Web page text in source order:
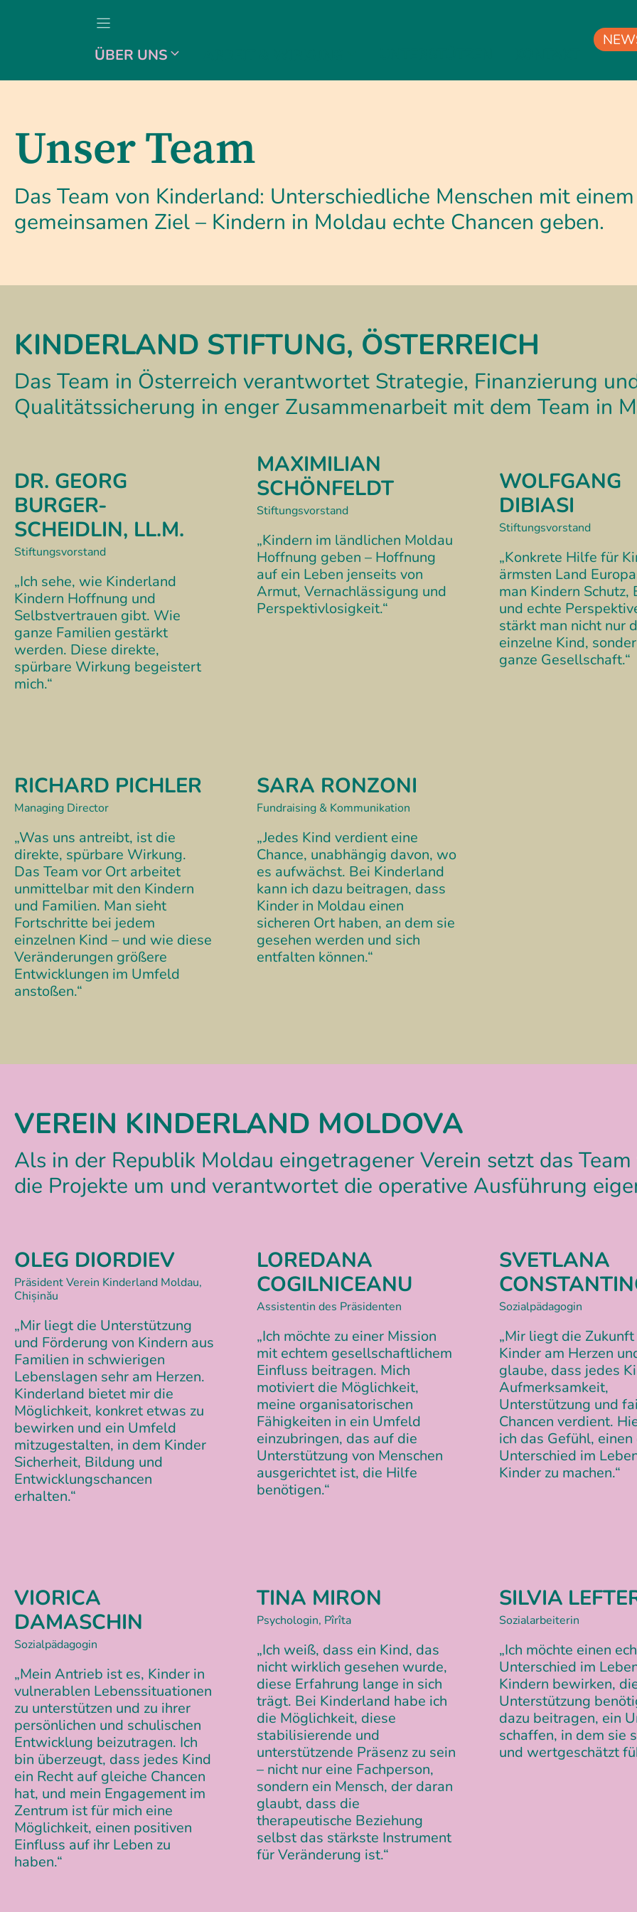
ÜBER UNS
Unser Team
Das Team von Kinderland: Unterschiedliche Menschen mit einem
gemeinsamen Ziel – Kindern in Moldau echte Chancen geben.
KINDERLAND STIFTUNG, ÖSTERREICH
Das Team in Österreich verantwortet Strategie, Finanzierung
Qualitätssicherung in enger Zusammenarbeit mit dem Team in
DR. GEORG
BURGER-
SCHEIDLIN, LL.M.
Stiftungsvorstand
„Ich sehe, wie Kinderland
Kindern Hoffnung und
Selbstvertrauen gibt. Wie
ganze Familien gestärkt
werden. Diese direkte,
spürbare Wirkung begeistert
mich.“
MAXIMILIAN
SCHÖNFELDT
Stiftungsvorstand
„Kindern im ländlichen Moldau
Hoffnung geben – Hoffnung
auf ein Leben jenseits von
Armut, Vernachlässigung und
Perspektivlosigkeit.“
WOLFGANG
DIBIASI
Stiftungsvorstand
„Konkrete Hilfe für
ärmsten Land
man Kindern Schutz,
und echte
stärkt man nicht nur
einzelne Kind,
ganze Gesellschaft.“
RICHARD PICHLER
Managing Director
„Was uns antreibt, ist die
direkte, spürbare Wirkung.
Das Team vor Ort arbeitet
unmittelbar mit den Kindern
und Familien. Man sieht
Fortschritte bei jedem
einzelnen Kind – und wie diese
Veränderungen größere
Entwicklungen im Umfeld
anstoßen.“
SARA RONZONI
Fundraising & Kommunikation
„Jedes Kind verdient eine
Chance, unabhängig davon, wo
es aufwächst. Bei Kinderland
kann ich dazu beitragen, dass
Kinder in Moldau einen
sicheren Ort haben, an dem sie
gesehen werden und sich
entfalten können.“
VEREIN KINDERLAND MOLDOVA
Als in der Republik Moldau eingetragener Verein setzt das
die Projekte um und verantwortet die operative Ausführung
OLEG DIORDIEV
Präsident Verein Kinderland Moldau,
Chișinău
„Mir liegt die Unterstützung
und Förderung von Kindern aus
Familien in schwierigen
Lebenslagen sehr am Herzen.
Kinderland bietet mir die
Möglichkeit, konkret etwas zu
bewirken und ein Umfeld
mitzugestalten, in dem Kinder
Sicherheit, Bildung und
Entwicklungschancen
erhalten.“
LOREDANA
COGILNICEANU
Assistentin des Präsidenten
„Ich möchte zu einer Mission
mit echtem gesellschaftlichem
Einfluss beitragen. Mich
motiviert die Möglichkeit,
meine organisatorischen
Fähigkeiten in ein Umfeld
einzubringen, das auf die
Unterstützung von Menschen
ausgerichtet ist, die Hilfe
benötigen.“
SVETLANA
Sozialpädagogin
„Mir liegt die
Kinder am Herzen
glaube, dass jedes
Aufmerksamkeit,
Unterstützung und
Chancen verdient.
ich das Gefühl, einen
Unterschied im
Kinder zu machen.“
VIORICA
DAMASCHIN
Sozialpädagogin
„Mein Antrieb ist es, Kinder in
vulnerablen Lebenssituationen
zu unterstützen und zu ihrer
persönlichen und schulischen
Entwicklung beizutragen. Ich
bin überzeugt, dass jedes Kind
ein Recht auf gleiche Chancen
hat, und mein Engagement im
Zentrum ist für mich eine
Möglichkeit, einen positiven
Einfluss auf ihr Leben zu
haben.“
TINA MIRON
Psychologin, Pîrîta
„Ich weiß, dass ein Kind, das
nicht wirklich gesehen wurde,
diese Erfahrung lange in sich
trägt. Bei Kinderland habe ich
die Möglichkeit, diese
stabilisierende und
unterstützende Präsenz zu sein
– nicht nur eine Fachperson,
sondern ein Mensch, der daran
glaubt, dass die
therapeutische Beziehung
selbst das stärkste Instrument
für Veränderung ist.“
SILVIA
Sozialarbeiterin
„Ich möchte einen
Unterschied im
Kindern bewirken,
Unterstützung
dazu beitragen, ein
schaffen, in dem sie
und wertgeschätzt